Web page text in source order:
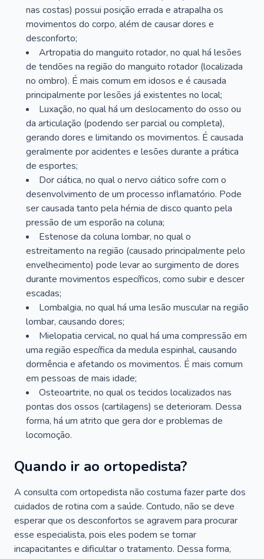
nas costas) possui posição errada e atrapalha os
movimentos do corpo, além de causar dores e
desconforto;
Artropatia do manguito rotador, no qual há lesões
de tendões na região do manguito rotador (localizada
no ombro). É mais comum em idosos e é causada
principalmente por lesões já existentes no local;
Luxação, no qual há um deslocamento do osso ou
da articulação (podendo ser parcial ou completa),
gerando dores e limitando os movimentos. É causada
geralmente por acidentes e lesões durante a prática
de esportes;
Dor ciática, no qual o nervo ciático sofre com o
desenvolvimento de um processo inflamatório. Pode
ser causada tanto pela hérnia de disco quanto pela
pressão de um esporão na coluna;
Estenose da coluna lombar, no qual o
estreitamento na região (causado principalmente pelo
envelhecimento) pode levar ao surgimento de dores
durante movimentos específicos, como subir e descer
escadas;
Lombalgia, no qual há uma lesão muscular na região
lombar, causando dores;
Mielopatia cervical, no qual há uma compressão em
uma região específica da medula espinhal, causando
dormência e afetando os movimentos. É mais comum
em pessoas de mais idade;
Osteoartrite, no qual os tecidos localizados nas
pontas dos ossos (cartilagens) se deterioram. Dessa
forma, há um atrito que gera dor e problemas de
locomoção.
Quando ir ao ortopedista?
A consulta com ortopedista não costuma fazer parte dos
cuidados de rotina com a saúde. Contudo, não se deve
esperar que os desconfortos se agravem para procurar
esse especialista, pois eles podem se tornar
incapacitantes e dificultar o tratamento. Dessa forma,